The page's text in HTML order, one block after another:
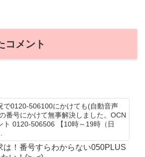
コメント
で0120-506100にかけても(自動音声
番号にかけて無事解決しました。OCN
ト 0120-506506 【10時～19時（日
は！番号すらわからない050PLUS